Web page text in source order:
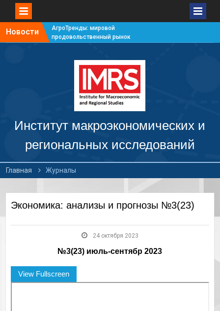
Новости
АгроТренды: мировой
продовольственный рынок
продовольственный рынок
АгроТренды: мировой
продовольственный рынок
АгроТренды: мировой
#4
Институт макроэкономических и
региональных исследований
Главная Журналы
Экономика: анализы и прогнозы №3(23)
24 октября 2023
№3(23) июль-сентябр 2023
View Fullscreen